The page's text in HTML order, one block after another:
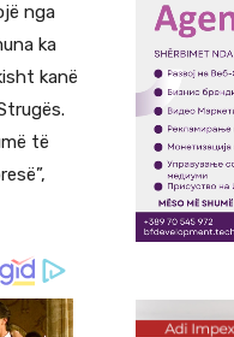
nga
ka
kanë
të